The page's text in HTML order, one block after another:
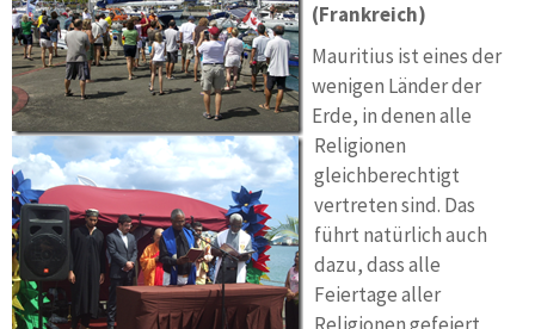
(Frankreich)
Mauritius ist eines der
wenigen Länder der
Erde, in denen alle
Religionen
gleichberechtigt
vertreten sind. Das
führt natürlich auch
dazu, dass alle
Feiertage aller